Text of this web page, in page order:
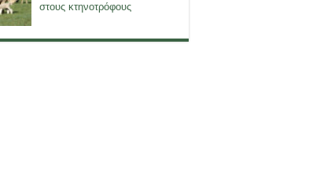
στους κτηνοτρόφους